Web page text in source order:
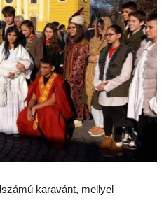
karavánt, mellyel